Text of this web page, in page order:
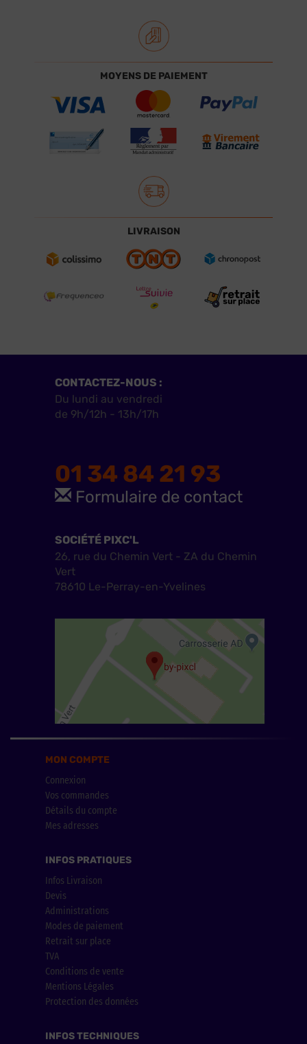
MOYENS DE PAIEMENT
LIVRAISON
CONTACTEZ-NOUS :
Du lundi au vendredi
de 9h/12h - 13h/17h
01 34 84 21 93
Formulaire de contact
SOCIÉTÉ PIXC'L
26, rue du Chemin Vert - ZA du Chemin
Vert
78610 Le-Perray-en-Yvelines
MON COMPTE
Connexion
Vos commandes
Détails du compte
Mes adresses
INFOS PRATIQUES
Infos Livraison
Devis
Administrations
Modes de paiement
Retrait sur place
TVA
Conditions de vente
Mentions Légales
Protection des données
INFOS TECHNIQUES